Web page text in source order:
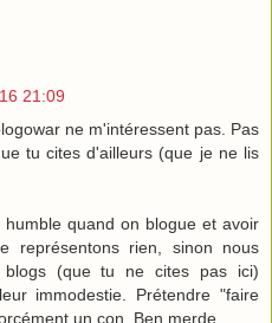
21:09
ne m'intéressent pas. Pas
tu cites d'ailleurs (que je ne lis
quand on blogue et avoir
représentons rien, sinon nous
blogs (que tu ne cites pas ici)
immodestie. Prétendre "faire
un con. Ben merde...